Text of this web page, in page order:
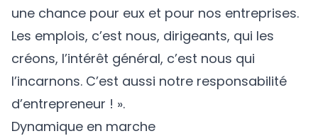
une chance pour eux et pour nos entreprises.
Les emplois, c’est nous, dirigeants, qui les
créons, l’intérêt général, c’est nous qui
l’incarnons. C’est aussi notre responsabilité
d’entrepreneur ! ».
Dynamique en marche